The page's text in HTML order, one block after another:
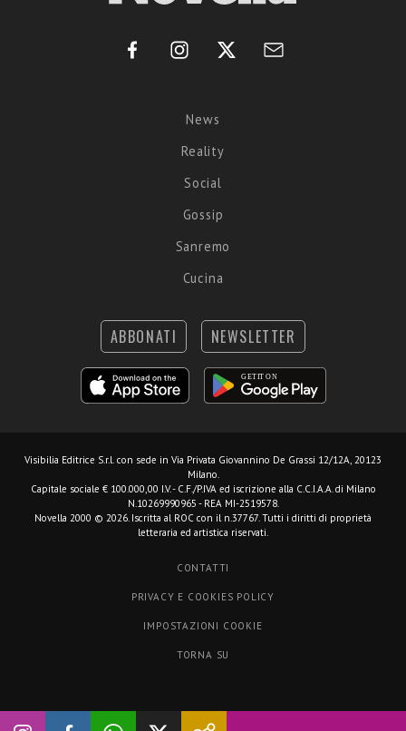
News
Reality
Social
Gossip
Sanremo
Cucina
ABBONATI NEWSLETTER
Visibilia Editrice S.r.l. con sede in Via Privata Giovannino De Grassi 12/12A, 20123
Milano.
Capitale sociale € 100.000,00 I.V. - C.F./P.IVA ed iscrizione alla C.C.I.A.A. di Milano
N.10269990965 - REA MI-2519578.
Novella 2000 © 2026. Iscritta al ROC con il n.37767. Tutti i diritti di proprietà
letteraria ed artistica riservati.
CONTATTI
PRIVACY E COOKIES POLICY
IMPOSTAZIONI COOKIE
TORNA SU